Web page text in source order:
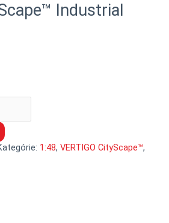
Industrial
1:48, VERTIGO CityScape™,